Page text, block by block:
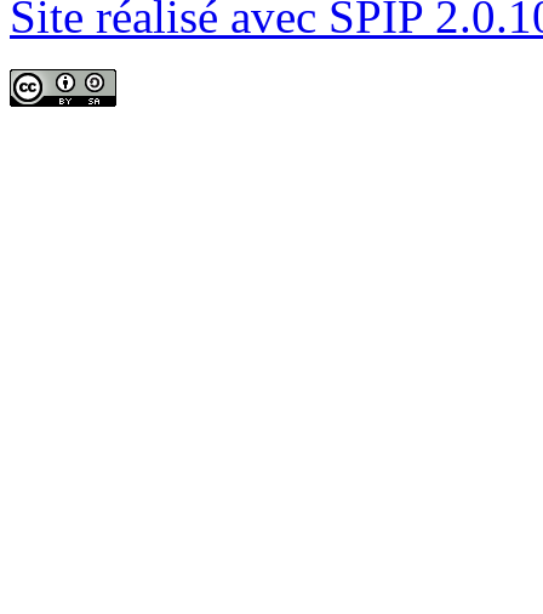
Site réalisé avec SPIP